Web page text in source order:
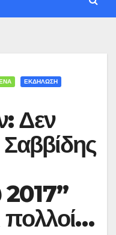
ΕΚΔΗΛΩΣΗ
Δεν
Σαββίδης
πολλοί…